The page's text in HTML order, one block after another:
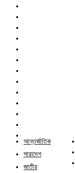
আন্তর্জাতিক
সারাদেশ
জাতীয়